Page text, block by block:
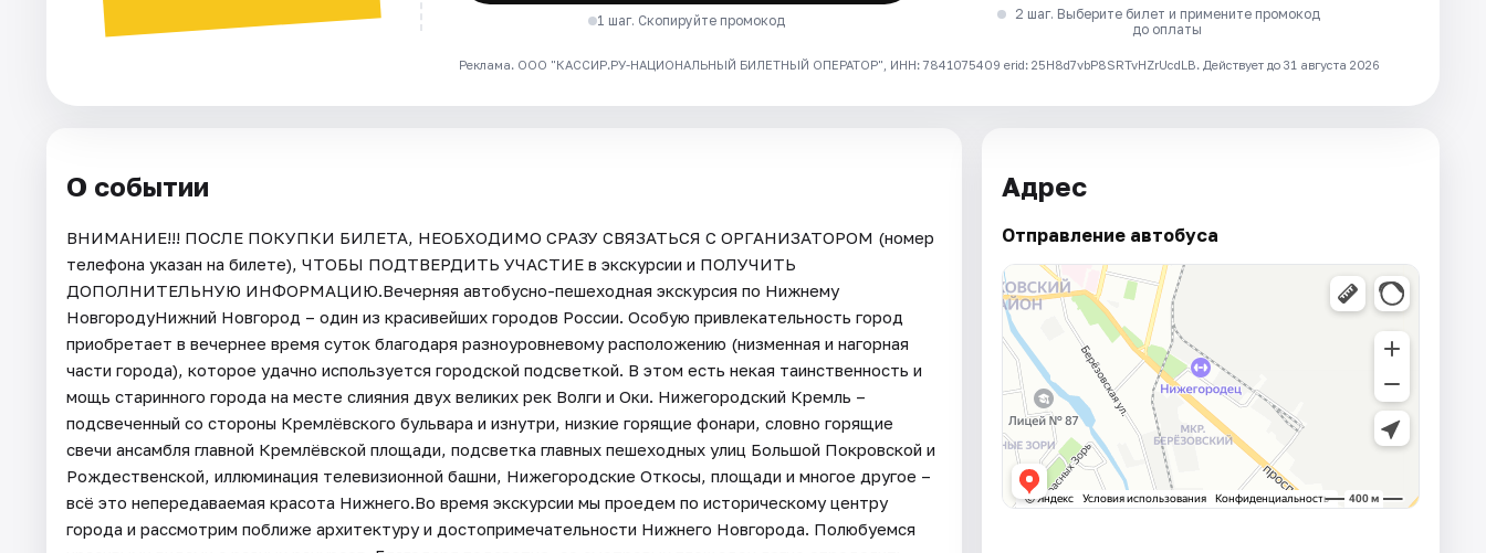
1 шаг. Скопируйте промокод
2 шаг. Выберите билет и примените промокод
до оплаты
Реклама. ООО "КАССИР.РУ-НАЦИОНАЛЬНЫЙ БИЛЕТНЫЙ ОПЕРАТОР", ИНН: 7841075409 erid: 25H8d7vbP8SRTvHZrUcdLB. Действует до 31 августа 2026
О событии
ВНИМАНИЕ!!! ПОСЛЕ ПОКУПКИ БИЛЕТА, НЕОБХОДИМО СРАЗУ СВЯЗАТЬСЯ С ОРГАНИЗАТОРОМ (номер
телефона указан на билете), ЧТОБЫ ПОДТВЕРДИТЬ УЧАСТИЕ в экскурсии и ПОЛУЧИТЬ
ДОПОЛНИТЕЛЬНУЮ ИНФОРМАЦИЮ.Вечерняя автобусно-пешеходная экскурсия по Нижнему
НовгородуНижний Новгород – один из красивейших городов России. Особую привлекательность город
приобретает в вечернее время суток благодаря разноуровневому расположению (низменная и нагорная
части города), которое удачно используется городской подсветкой. В этом есть некая таинственность и
мощь старинного города на месте слияния двух великих рек Волги и Оки. Нижегородский Кремль –
подсвеченный со стороны Кремлёвского бульвара и изнутри, низкие горящие фонари, словно горящие
свечи ансамбля главной Кремлёвской площади, подсветка главных пешеходных улиц Большой Покровской и
Рождественской, иллюминация телевизионной башни, Нижегородские Откосы, площади и многое другое –
всё это непередаваемая красота Нижнего.Во время экскурсии мы проедем по историческому центру
города и рассмотрим поближе архитектуру и достопримечательности Нижнего Новгорода. Полюбуемся
Адрес
Отправление автобуса